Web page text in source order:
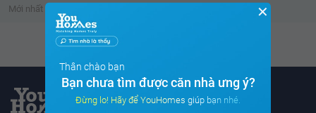
Mới nhất
Danh sách tin đã xem trống
✕
Thân chào bạn
Bạn chưa tìm được căn nhà ưng ý?
Đừng lo! Hãy để YouHomes giúp bạn nhé.